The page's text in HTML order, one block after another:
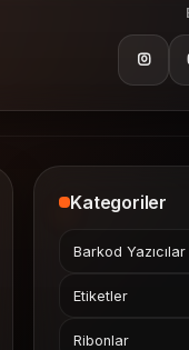
Kategoriler
Barkod Yazıcılar
Etiketler
Ribonlar